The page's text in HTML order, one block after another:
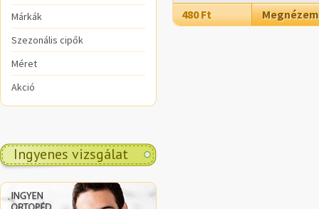
Márkák
Szezonális cipők
Méret
Akció
Ingyenes vizsgálat
.
480 Ft Megnézem